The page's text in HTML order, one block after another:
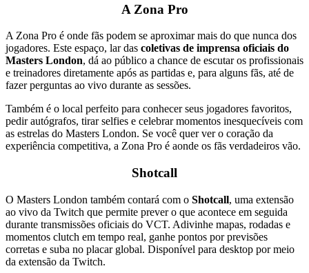
A Zona Pro
A Zona Pro é onde fãs podem se aproximar mais do que nunca dos
jogadores. Este espaço, lar das coletivas de imprensa oficiais do
Masters London, dá ao público a chance de escutar os profissionais
e treinadores diretamente após as partidas e, para alguns fãs, até de
fazer perguntas ao vivo durante as sessões.
Também é o local perfeito para conhecer seus jogadores favoritos,
pedir autógrafos, tirar selfies e celebrar momentos inesquecíveis com
as estrelas do Masters London. Se você quer ver o coração da
experiência competitiva, a Zona Pro é aonde os fãs verdadeiros vão.
Shotcall
O Masters London também contará com o Shotcall, uma extensão
ao vivo da Twitch que permite prever o que acontece em seguida
durante transmissões oficiais do VCT. Adivinhe mapas, rodadas e
momentos clutch em tempo real, ganhe pontos por previsões
corretas e suba no placar global. Disponível para desktop por meio
da extensão da Twitch.